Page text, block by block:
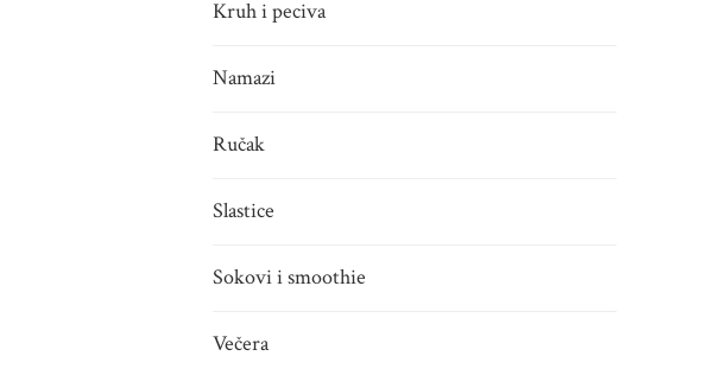
Kruh i peciva
Namazi
Ručak
Slastice
Sokovi i smoothie
Večera